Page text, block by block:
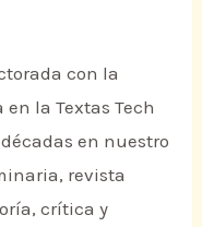
con la
la Textas Tech
en nuestro
revista
crítica y